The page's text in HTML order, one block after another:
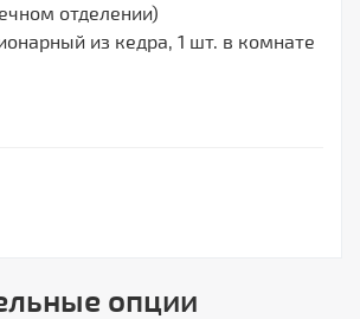
отделении)
из кедра, 1 шт. в комнате
опции